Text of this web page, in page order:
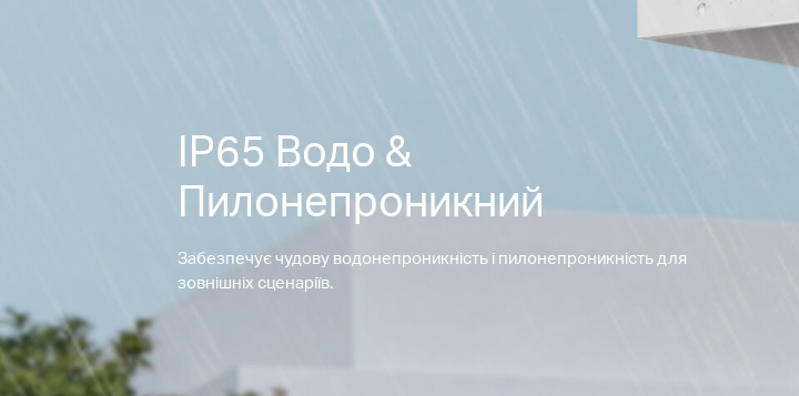
IP65 Водо &
Пилонепроникний
Забезпечує чудову водонепроникність і пилонепроникність для
зовнішніх сценаріїв.